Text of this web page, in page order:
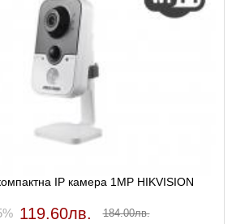
IP камера 1MP HIKVISION
119.60лв. 184.00лв.